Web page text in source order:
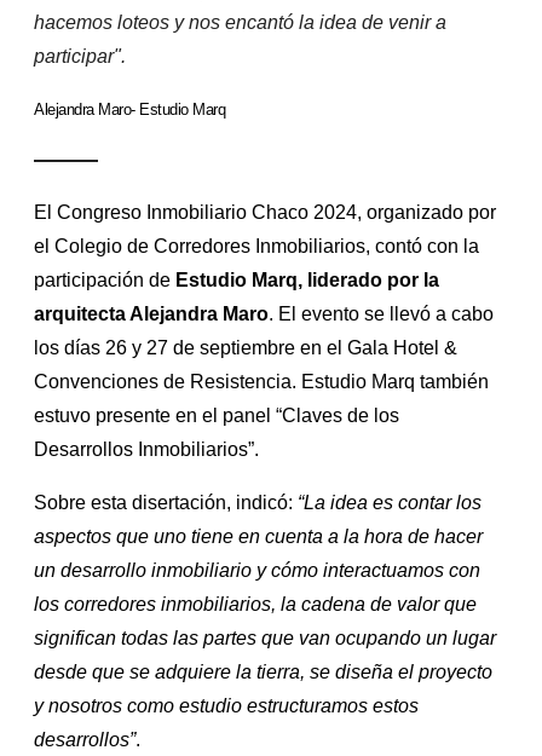
hacemos loteos y nos encantó la idea de venir a
participar".
Alejandra Maro- Estudio Marq
El Congreso Inmobiliario Chaco 2024, organizado por
el Colegio de Corredores Inmobiliarios, contó con la
participación de Estudio Marq, liderado por la
arquitecta Alejandra Maro. El evento se llevó a cabo
los días 26 y 27 de septiembre en el Gala Hotel &
Convenciones de Resistencia. Estudio Marq también
estuvo presente en el panel “Claves de los
Desarrollos Inmobiliarios”.
Sobre esta disertación, indicó: “La idea es contar los
aspectos que uno tiene en cuenta a la hora de hacer
un desarrollo inmobiliario y cómo interactuamos con
los corredores inmobiliarios, la cadena de valor que
significan todas las partes que van ocupando un lugar
desde que se adquiere la tierra, se diseña el proyecto
y nosotros como estudio estructuramos estos
desarrollos”.